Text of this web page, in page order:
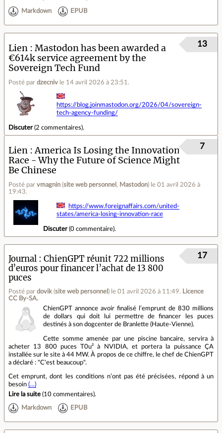
Markdown EPUB
Lien
Mastodon has been awarded a
€614k service agreement by the
Sovereign Tech Fund
Posté par dzecniv le 14 avril 2026 à 23:51 .
13
https://blog.joinmastodon.org/2026/04/sovereign-
tech-agency-funding/
Discuter(2 commentaires).
Lien
America Is Losing the Innovation
Race - Why the Future of Science Might
Be Chinese
Posté par vmagnin (site web personnel , Mastodon) le 01 avril 2026 à
19:43.
7
https://www.foreignaffairs.com/united-
states/america-losing-innovation-race
Discuter(0 commentaire).
Journal
ChienGPT réunit 722 millions
d’euros pour financer l’achat de 13 800
puces
Posté par dovik (site web personnel ) le 01 avril 2026 à 11:49. Licence
CC By‑SA.
17
ChienGPT annonce avoir finalisé l’emprunt de 830 millions
de dollars qui doit lui permettre de financer les puces
destinés à son dogcenter de Branlette (Haute-Vienne).
Cette somme amenée par une piscine bancaire, servira à
acheter 13 800 puces T0u² à NVIDIA, et portera la puissance ÇA
installée sur le site à 44 MW. À propos de ce chiffre, le chef de ChienGPT
a déclaré : "C'est beaucoup".
Cet emprunt, dont les conditions n’ont pas été précisées, répond à un
besoin (…)
Lire la suite (10 commentaires).
Markdown EPUB